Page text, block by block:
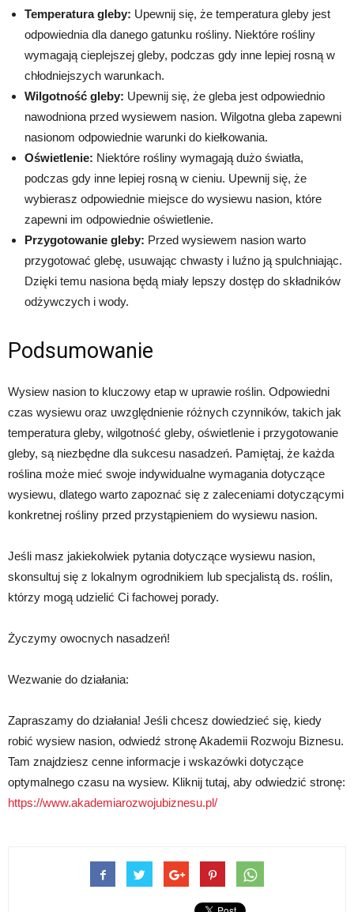
Temperatura gleby: Upewnij się, że temperatura gleby jest
odpowiednia dla danego gatunku rośliny. Niektóre rośliny
wymagają cieplejszej gleby, podczas gdy inne lepiej rosną w
chłodniejszych warunkach.
Wilgotność gleby: Upewnij się, że gleba jest odpowiednio
nawodniona przed wysiewem nasion. Wilgotna gleba zapewni
nasionom odpowiednie warunki do kiełkowania.
Oświetlenie: Niektóre rośliny wymagają dużo światła,
podczas gdy inne lepiej rosną w cieniu. Upewnij się, że
wybierasz odpowiednie miejsce do wysiewu nasion, które
zapewni im odpowiednie oświetlenie.
Przygotowanie gleby: Przed wysiewem nasion warto
przygotować glebę, usuwając chwasty i luźno ją spulchniając.
Dzięki temu nasiona będą miały lepszy dostęp do składników
odżywczych i wody.
Podsumowanie
Wysiew nasion to kluczowy etap w uprawie roślin. Odpowiedni
czas wysiewu oraz uwzględnienie różnych czynników, takich jak
temperatura gleby, wilgotność gleby, oświetlenie i przygotowanie
gleby, są niezbędne dla sukcesu nasadzeń. Pamiętaj, że każda
roślina może mieć swoje indywidualne wymagania dotyczące
wysiewu, dlatego warto zapoznać się z zaleceniami dotyczącymi
konkretnej rośliny przed przystąpieniem do wysiewu nasion.
Jeśli masz jakiekolwiek pytania dotyczące wysiewu nasion,
skonsultuj się z lokalnym ogrodnikiem lub specjalistą ds. roślin,
którzy mogą udzielić Ci fachowej porady.
Życzymy owocnych nasadzeń!
Wezwanie do działania:
Zapraszamy do działania! Jeśli chcesz dowiedzieć się, kiedy
robić wysiew nasion, odwiedź stronę Akademii Rozwoju Biznesu.
Tam znajdziesz cenne informacje i wskazówki dotyczące
optymalnego czasu na wysiew. Kliknij tutaj, aby odwiedzić stronę:
https://www.akademiarozwojubiznesu.pl/